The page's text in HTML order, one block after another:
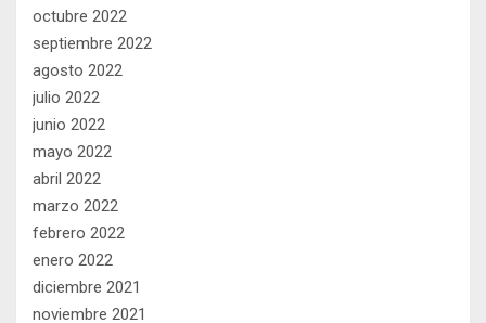
octubre 2022
septiembre 2022
agosto 2022
julio 2022
junio 2022
mayo 2022
abril 2022
marzo 2022
febrero 2022
enero 2022
diciembre 2021
noviembre 2021